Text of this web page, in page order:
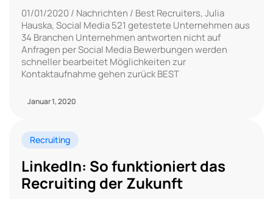
01/01/2020 / Nachrichten / Best Recruiters, Julia
Hauska, Social Media 521 getestete Unternehmen aus
34 Branchen Unternehmen antworten nicht auf
Anfragen per Social Media Bewerbungen werden
schneller bearbeitet Möglichkeiten zur
Kontaktaufnahme gehen zurück BEST
Januar 1, 2020
Recruiting
LinkedIn: So funktioniert das
Recruiting der Zukunft